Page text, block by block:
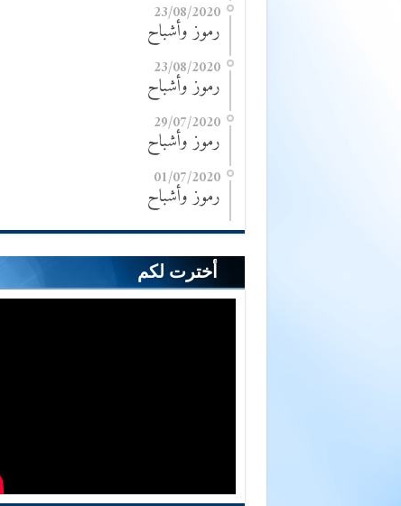
23/08/2020
رموز وأشباح
23/08/2020
رموز وأشباح
29/07/2020
رموز وأشباح
01/07/2020
رموز وأشباح
أخترت لكم